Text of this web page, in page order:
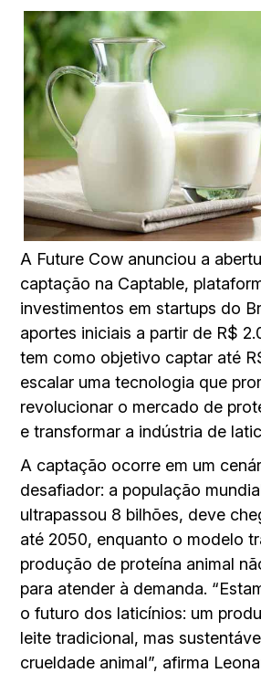
A Future Cow anunciou a
captação na Captable,
investimentos em startups do
aportes iniciais a partir de R$
tem como objetivo captar até
escalar uma tecnologia que
revolucionar o mercado de
e transformar a indústria de
A captação ocorre em um
desafiador: a população
ultrapassou 8 bilhões, deve
até 2050, enquanto o modelo
produção de proteína animal
para atender à demanda.
o futuro dos laticínios: um
leite tradicional, mas
crueldade animal”, afirma